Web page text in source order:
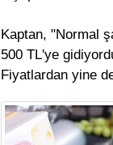
Kaptan, "Normal
500 TL'ye
Fiyatlardan yine